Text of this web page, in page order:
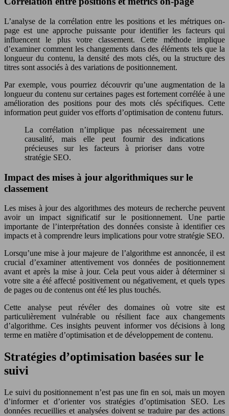
L’analyse de la corrélation entre les positions et les métriques on-
page est une approche puissante pour identifier les facteurs qui
influencent le plus votre classement. Cette méthode implique
d’examiner comment les changements dans des éléments tels que la
longueur du contenu, la densité des mots clés, ou la structure des
titres sont associés à des variations de positionnement.
Par exemple, vous pourriez découvrir qu’une augmentation de la
longueur du contenu sur certaines pages est fortement corrélée à une
amélioration des positions pour des mots clés spécifiques. Cette
information peut guider vos efforts d’optimisation de contenu futurs.
La corrélation n’implique pas nécessairement une
causalité, mais elle peut fournir des indications
précieuses sur les facteurs à prioriser dans votre
stratégie SEO.
Impact des mises à jour algorithmiques sur le
classement
Les mises à jour des algorithmes des moteurs de recherche peuvent
avoir un impact significatif sur le positionnement. Une partie
importante de l’interprétation des données consiste à identifier ces
impacts et à comprendre leurs implications pour votre stratégie SEO.
Lorsqu’une mise à jour majeure de l’algorithme est annoncée, il est
crucial d’examiner attentivement vos données de positionnement
avant et après la mise à jour. Cela peut vous aider à déterminer si
votre site a été affecté positivement ou négativement, et quels types
de pages ou de contenus ont été les plus touchés.
Cette analyse peut révéler des domaines où votre site est
particulièrement vulnérable ou résilient face aux changements
d’algorithme. Ces insights peuvent informer vos décisions à long
terme en matière d’optimisation et de développement de contenu.
Stratégies d’optimisation basées sur le
suivi
Le suivi du positionnement n’est pas une fin en soi, mais un moyen
d’informer et d’orienter vos stratégies d’optimisation SEO. Les
données recueillies et analysées doivent se traduire par des actions